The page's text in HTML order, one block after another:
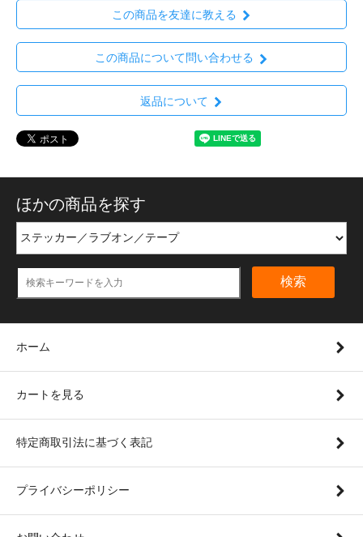
この商品を友達に教える
この商品について問い合わせる
返品について
ほかの商品を探す
検索
ホーム
カートを見る
特定商取引法に基づく表記
プライバシーポリシー